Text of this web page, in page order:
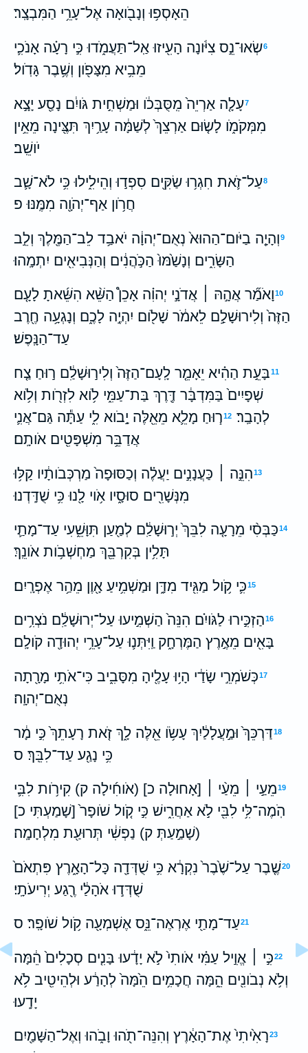
הֵאָסְפ֥וּ וְנָבֹ֖ואָה אֶל־עָרֵ֥י הַמִּבְצָֽר׃
6שְׂאוּ־נֵ֣ס צִיֹּ֔ונָה הָעִ֖יזוּ אַֽל־תַּעֲמֹ֑דוּ כִּ֣י רָעָ֗ה אָנֹכִ֛י
מֵבִ֥יא מִצָּפֹ֖ון וְשֶׁ֥בֶר גָּדֹֽול׃
7עָלָ֤ה אַרְיֵה֙ מִֽסֻּבְּכֹ֔ו וּמַשְׁחִ֣ית גֹּויִ֔ם נָסַ֖ע יָצָ֣א
מִמְּקֹמֹ֑ו לָשׂ֤וּם אַרְצֵךְ֙ לְשַׁמָּ֔ה עָרַ֥יִךְ תִּצֶּ֖ינָה מֵאֵ֥ין
יֹושֵֽׁב׃
8עַל־זֹ֛את חִגְר֥וּ שַׂקִּ֖ים סִפְד֣וּ וְהֵילִ֑ילוּ כִּ֥י לֹא־שָׁ֛ב
חֲרֹ֥ון אַף־יְהֹוָ֖ה מִמֶּֽנּוּ׃ פ
9וְהָיָ֤ה בַיֹּום־הַהוּא֙ נְאֻם־יְהוָ֔ה יֹאבַ֥ד לֵב־הַמֶּ֖לֶךְ וְלֵ֣ב
הַשָּׂרִ֑ים וְנָשַׁ֙מּוּ֙ הַכֹּ֣הֲנִ֔ים וְהַנְּבִיאִ֖ים יִתְמָֽהוּ׃
10וָאֹמַ֞ר אֲהָ֣הּ ׀ אֲדֹנָ֣י יְהוִ֗ה אָכֵן֩ הַשֵּׁ֨א הִשֵּׁ֜אתָ לָעָ֤ם
הַזֶּה֙ וְלִירוּשָׁלִַ֣ם לֵאמֹ֔ר שָׁלֹ֖ום יִהְיֶ֣ה לָכֶ֑ם וְנָגְעָ֥ה חֶ֖רֶב
עַד־הַנָּֽפֶשׁ׃
11בָּעֵ֣ת הַהִ֗יא יֵאָמֵ֤ר לָֽעָם־הַזֶּה֙ וְלִיר֣וּשָׁלִַ֔ם ר֣וּחַ צַ֤ח
שְׁפָיִים֙ בַּמִּדְבָּ֔ר דֶּ֖רֶךְ בַּת־עַמִּ֑י לֹ֥וא לִזְרֹ֖ות וְלֹ֥וא
לְהָבַֽר׃ 12ר֧וּחַ מָלֵ֛א מֵאֵ֖לֶּה יָ֣בֹוא לִ֑י עַתָּ֕ה גַּם־אֲנִ֛י
אֲדַבֵּ֥ר מִשְׁפָּטִ֖ים אֹותָֽם׃
13הִנֵּ֣ה ׀ כַּעֲנָנִ֣ים יַעֲלֶ֗ה וְכַסּוּפָה֙ מַרְכְּבֹותָ֔יו קַלּ֥וּ
מִנְּשָׁרִ֖ים סוּסָ֑יו אֹ֥וי לָ֖נוּ כִּ֥י שֻׁדָּֽדְנוּ׃
14כַּבְּסִ֨י מֵרָעָ֤ה לִבֵּךְ֙ יְר֣וּשָׁלִַ֔ם לְמַ֖עַן תִּוָּשֵׁ֑עִי עַד־מָתַ֛י
תָּלִ֥ין בְּקִרְבֵּ֖ךְ מַחְשְׁבֹ֥ות אֹונֵֽךְ׃
15כִּ֛י קֹ֥ול מַגִּ֖יד מִדָּ֑ן וּמַשְׁמִ֥יעַ אָ֖וֶן מֵהַ֥ר אֶפְרָֽיִם׃
16הַזְכִּ֣ירוּ לַגֹּויִ֗ם הִנֵּה֙ הַשְׁמִ֣יעוּ עַל־יְרוּשָׁלִַ֔ם נֹצְרִ֥ים
בָּאִ֖ים מֵאֶ֣רֶץ הַמֶּרְחָ֑ק וַֽיִּתְּנ֛וּ עַל־עָרֵ֥י יְהוּדָ֖ה קֹולָֽם׃
17כְּשֹׁמְרֵ֣י שָׂדַ֔י הָי֥וּ עָלֶ֖יהָ מִסָּבִ֑יב כִּי־אֹתִ֥י מָרָ֖תָה
נְאֻם־יְהוָֽה׃
18דַּרְכֵּךְ֙ וּמַ֣עֲלָלַ֔יִךְ עָשֹׂ֥ו אֵ֖לֶּה לָ֑ךְ זֹ֤את רָעָתֵךְ֙ כִּ֣י מָ֔ר
כִּ֥י נָגַ֖ע עַד־לִבֵּֽךְ׃ ס
19מֵעַ֣י ׀ מֵעַ֨י ׀ [אָחוּלָה כ] (אֹוחִ֜ילָה ק) קִירֹ֥ות לִבִּ֛י
הֹֽמֶה־לִּ֥י לִבִּ֖י לֹ֣א אַחֲרִ֑ישׁ כִּ֣י קֹ֤ול שֹׁופָר֙ [שָׁמַעְתִּי כ]
(שָׁמַ֣עַתְּ ק) נַפְשִׁ֔י תְּרוּעַ֖ת מִלְחָמָֽה׃
20שֶׁ֤בֶר עַל־שֶׁ֙בֶר֙ נִקְרָ֔א כִּ֥י שֻׁדְּדָ֖ה כָּל־הָאָ֑רֶץ פִּתְאֹם֙
שֻׁדְּד֣וּ אֹהָלַ֔י רֶ֖גַע יְרִיעֹתָֽי׃
21עַד־מָתַ֖י אֶרְאֶה־נֵּ֑ס אֶשְׁמְעָ֖ה קֹ֥ול שֹׁופָֽר׃ ס
22כִּ֣י ׀ אֱוִ֣יל עַמִּ֗י אֹותִי֙ לֹ֣א יָדָ֔עוּ בָּנִ֤ים סְכָלִים֙ הֵ֔מָּה
וְלֹ֥א נְבֹונִ֖ים הֵ֑מָּה חֲכָמִ֥ים הֵ֙מָּה֙ לְהָרַ֔ע וּלְהֵיטִ֖יב לֹ֥א
יָדָֽעוּ׃
23רָאִ֙יתִי֙ אֶת־הָאָ֔רֶץ וְהִנֵּה־תֹ֖הוּ וָבֹ֑הוּ וְאֶל־הַשָּׁמַ֖יִם